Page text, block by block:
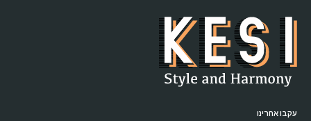
עקבו אחרינו